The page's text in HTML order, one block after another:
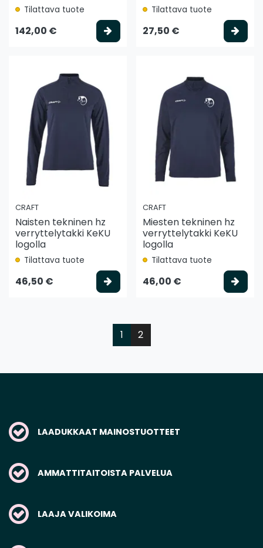
Tilattava tuote
142,00 € Valitse vaihtoehto
Tilattava tuote
27,50 €
CRAFT
Naisten tekninen hz
verryttelytakki KeKU
logolla
Tilattava tuote
46,50 € Valitse vaihtoehto
CRAFT
Miesten tekninen hz
verryttelytakki KeKU
logolla
Tilattava tuote
46,00 €
1 2
LAADUKKAAT MAINOSTUOTTEET
AMMATTITAITOISTA PALVELUA
LAAJA VALIKOIMA